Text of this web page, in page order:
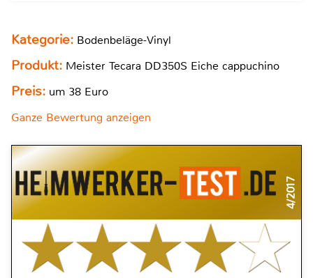
Kategorie: Bodenbeläge-Vinyl
Produkt: Meister Tecara DD350S Eiche cappuchino
Preis: um 38 Euro
Ganze Bewertung anzeigen
4/2017